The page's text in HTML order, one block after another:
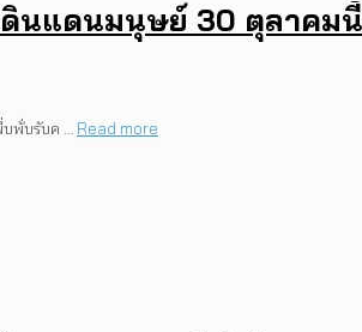
ดินแดนมนุษย์ 30 ตุลาคม
พั่บรับค … Read more